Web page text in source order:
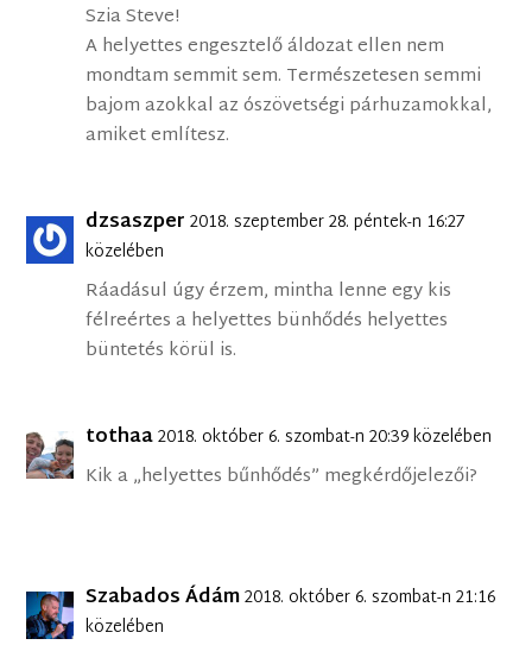
Szia Steve!
A helyettes engesztelő áldozat ellen nem
mondtam semmit sem. Természetesen semmi
bajom azokkal az ószövetségi párhuzamokkal,
amiket említesz.
dzsaszper 2018. szeptember 28. péntek-n 16:27
közelében
Ráadásul úgy érzem, mintha lenne egy kis
félreértes a helyettes bünhődés helyettes
büntetés körül is.
tothaa2018. október 6. szombat-n 20:39 közelében
Kik a „helyettes bűnhődés” megkérdőjelezői?
Szabados Ádám2018. október 6. szombat-n 21:16
közelében